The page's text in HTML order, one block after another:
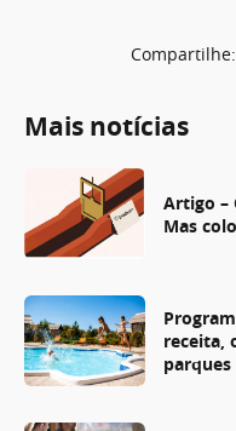
Compartilhe:
Mais notícias
Artigo –
Mas
receita,